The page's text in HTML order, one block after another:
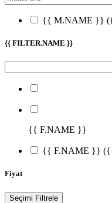
{{ M.NAME }}
{{ FILTER.NAME }}
{{ F.NAME }}
{{ F.NAME }}
Fiyat
Seçimi Filtrele